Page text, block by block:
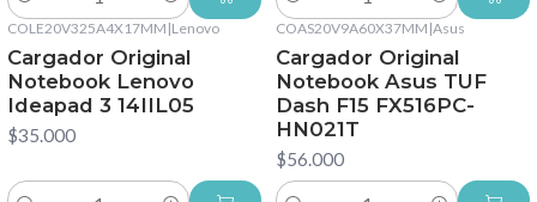
Cantidad Cantidad
COLE20V325A4X17MM |Lenovo
Cargador Original
Notebook Lenovo
Ideapad 3 14IIL05
$35.000
COAS20V9A60X37MM |Asus
Cargador Original
Notebook Asus TUF
Dash F15 FX516PC-
HN021T
$56.000